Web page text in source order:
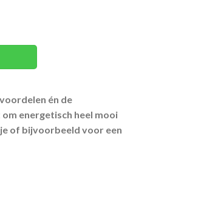
én de
energetisch heel mooi
of bijvoorbeeld voor een